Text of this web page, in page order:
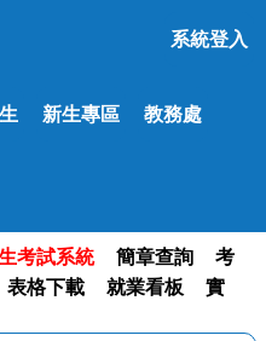
新生專區 教務處
系統登入
考試系統 簡章查詢
考
表格下載 就業看板
實